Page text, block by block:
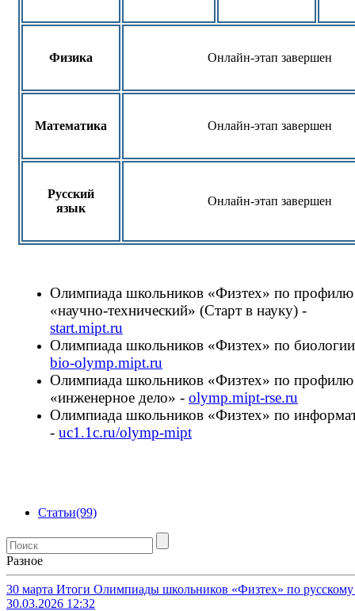
Физика Онлайн-этап завершен
Математика Онлайн-этап завершен
Русский
язык
Онлайн-этап завершен
Олимпиада школьников «Физтех» по профилю
«научно-технический» (Старт в науку) -
start.mipt.ru
Олимпиада школьников «Физтех» по
bio-olymp.mipt.ru
Олимпиада школьников «Физтех» по профилю
«инженерное дело» - olymp.mipt-rse.ru
Олимпиада школьников «Физтех» по
- uc1.1c.ru/olymp-mipt
Статьи(99)
Разное
30 марта Итоги Олимпиады школьников «Физтех» по
30.03.2026 12:32